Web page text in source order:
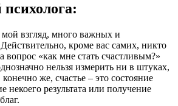
мой взгляд, много важных и
кроме вас самих, никто
вопрос «как мне стать счастливым?»
нельзя измерить ни в штуках,
же, счастье – это состояние
некоего результата или получение